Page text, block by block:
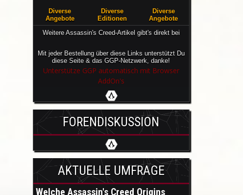
Diverse
Angebote
Diverse
Editionen
Diverse
Angebote
Weitere Assassin's Creed-Artikel gibt's direkt bei
Mit jeder Bestellung über diese Links unterstützt Du
diese Seite & das GGP-Netzwerk, danke!
Unterstütze GGP automatisch mit Browser
AddOn's
FORENDISKUSSION
AKTUELLE UMFRAGE
Welche Assassin's Creed Origins